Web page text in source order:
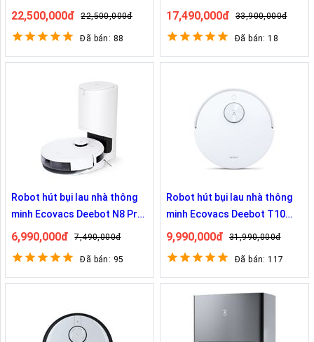
Nội Địa
22,500,000đ 22,500,000đ
Đã bán: 88
Quốc Tế
17,490,000đ 33,900,000đ
Đã bán: 18
Robot hút bụi lau nhà thông
minh Ecovacs Deebot N8 Pro
Plus Bản Nội Địa
6,990,000đ 7,490,000đ
Đã bán: 95
Robot hút bụi lau nhà thông
minh Ecovacs Deebot T10
Omni Bản Nội Địa
9,990,000đ 31,990,000đ
Đã bán: 117